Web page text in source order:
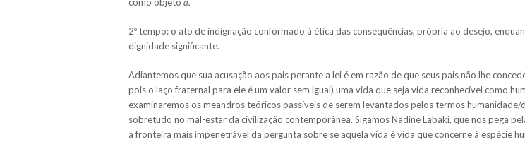
2º tempo: o ato de indignação conformado à ética das consequências, própria ao desejo,
dignidade significante.
Adiantemos que sua acusação aos pais perante a lei é em razão de que seus pais não lhe
pois o laço fraternal para ele é um valor sem igual) uma vida que seja vida reconhecível como
examinaremos os meandros teóricos passíveis de serem levantados pelos termos humanidade/
sobretudo no mal-estar da civilização contemporânea. Sigamos Nadine Labaki, que nos pega
à fronteira mais impenetrável da pergunta sobre se aquela vida é vida que concerne à espécie